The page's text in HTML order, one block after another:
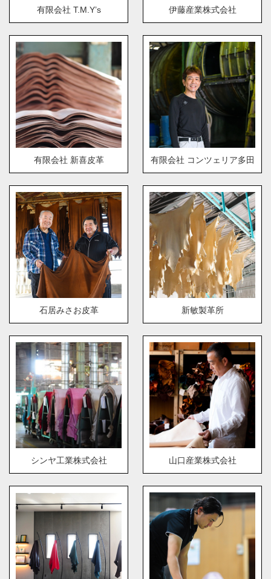
有限会社 T.M.Y’s 伊藤産業株式会社
有限会社 新喜皮革 有限会社 コンツェリア多田
石居みさお皮革 新敏製革所
シンヤ工業株式会社 山口産業株式会社